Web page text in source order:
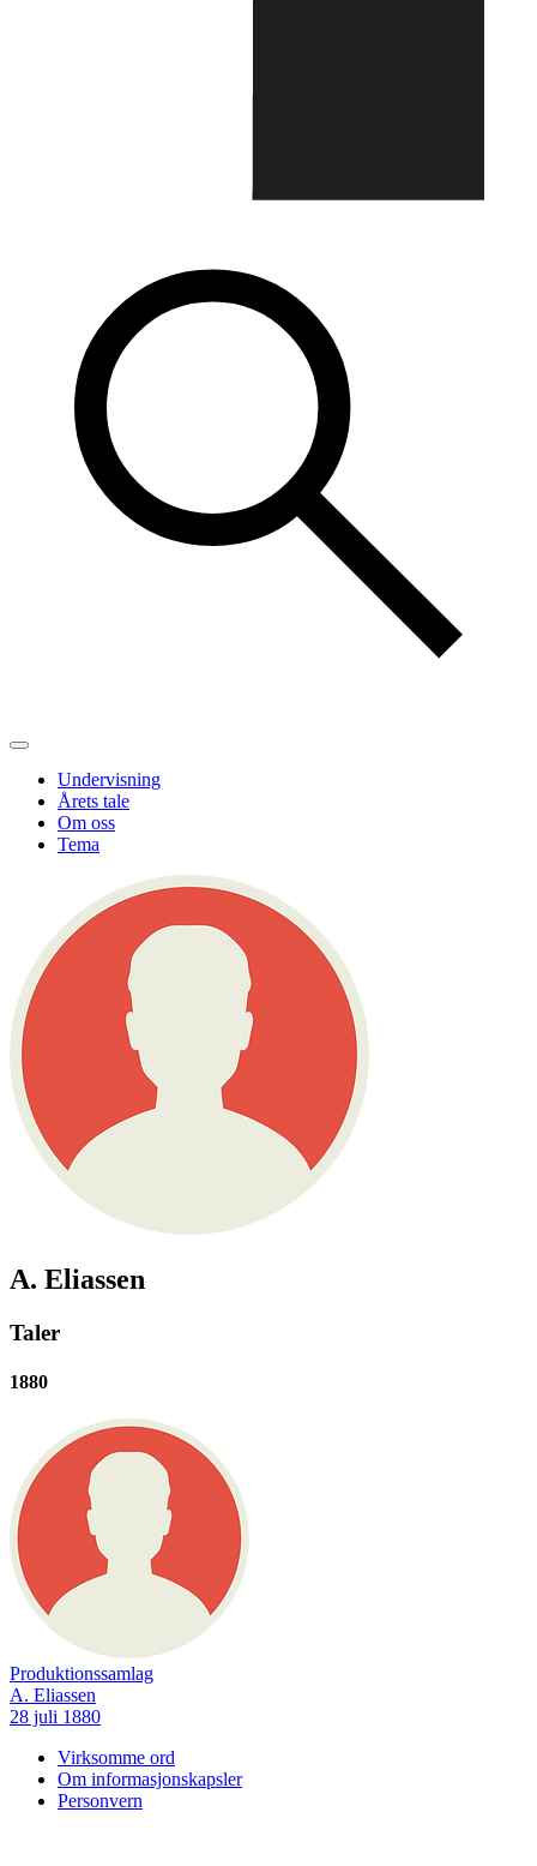
Undervisning
Årets tale
Om oss
Tema
A. Eliassen
Taler
1880
Produktionssamlag
A. Eliassen
28 juli 1880
Virksomme ord
Om informasjonskapsler
Personvern